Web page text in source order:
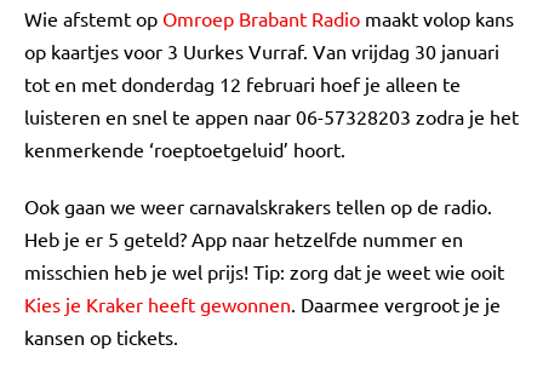
Wie afstemt op Omroep Brabant Radio maakt volop kans
op kaartjes voor 3 Uurkes Vurraf. Van vrijdag 30 januari
tot en met donderdag 12 februari hoef je alleen te
luisteren en snel te appen naar 06-57328203 zodra je het
kenmerkende ‘roeptoetgeluid’ hoort.
Ook gaan we weer carnavalskrakers tellen op de radio.
Heb je er 5 geteld? App naar hetzelfde nummer en
misschien heb je wel prijs! Tip: zorg dat je weet wie ooit
Kies je Kraker heeft gewonnen. Daarmee vergroot je je
kansen op tickets.